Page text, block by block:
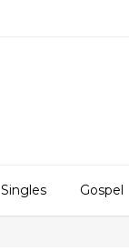
Singles Gospel